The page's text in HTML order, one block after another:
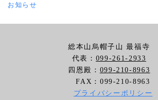
お知らせ
総本山烏帽子山 最福寺
代表： 099-261-2933
四恩殿： 099-210-8963
FAX：099-210-8963
プライバシーポリシー